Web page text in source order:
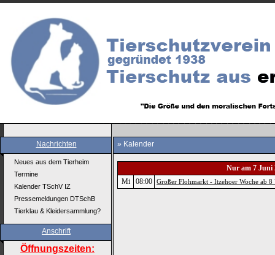
Nachrichten
Neues aus dem Tierheim
Termine
Kalender TSchV IZ
Pressemeldungen DTSchB
Tierklau & Kleidersammlung?
Anschrift
Öffnungszeiten:
» Kalender
Nur am 7 Juni
Mi
08:00 Großer Flohmarkt - Itzehoer Woche ab 8